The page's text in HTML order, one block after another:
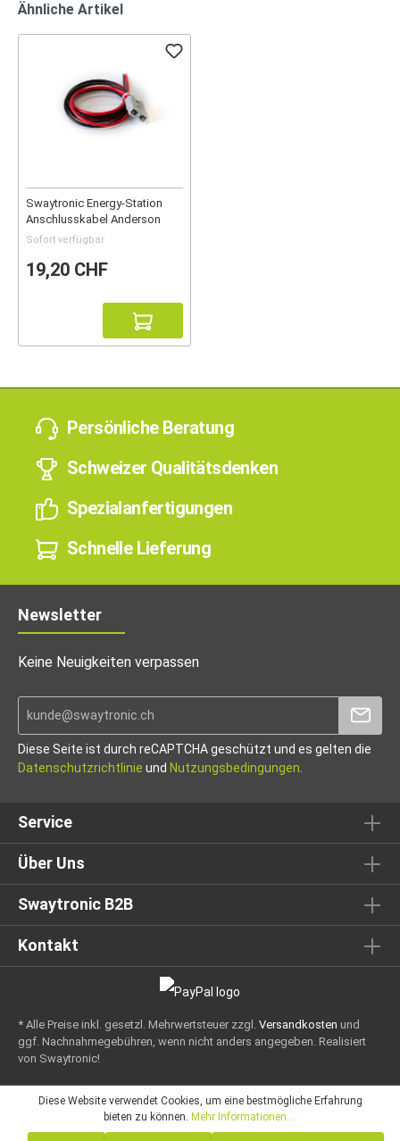
Ähnliche Artikel
Swaytronic Energy-Station
Anschlusskabel Anderson
Sofort verfügbar
19,20 CHF
Persönliche Beratung
Schweizer Qualitätsdenken
Spezialanfertigungen
Schnelle Lieferung
Newsletter
Keine Neuigkeiten verpassen
Diese Seite ist durch reCAPTCHA geschützt und es gelten die
Datenschutzrichtlinie und Nutzungsbedingungen
Service
Über Uns
Swaytronic B2B
Kontakt
* Alle Preise inkl. gesetzl. Mehrwertsteuer zzgl. Versandkosten und
ggf. Nachnahmegebühren, wenn nicht anders angegeben. Realisiert
von Swaytronic!
Diese Website verwendet Cookies, um eine bestmögliche Erfahrung
bieten zu können. Mehr Informationen ...